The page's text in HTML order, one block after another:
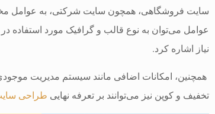
سایت فروشگاهی، همچون سایت شرکتی، به عوامل
عوامل می‌توان به نوع قالب و گرافیک مورد استفاده
نیاز اشاره کرد.
همچنین، امکانات اضافی مانند سیستم مدیریت
تخفیف و کوپن نیز می‌توانند بر تعرفه نهایی طراحی